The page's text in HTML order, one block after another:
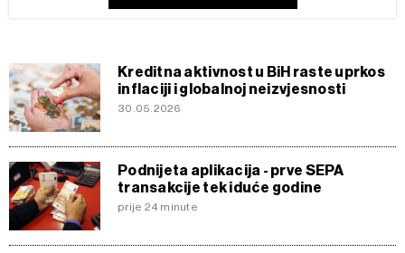
Kreditna aktivnost u BiH raste uprkos
inflaciji i globalnoj neizvjesnosti
30.05.2026
Podnijeta aplikacija - prve SEPA
transakcije tek iduće godine
prije 24 minute